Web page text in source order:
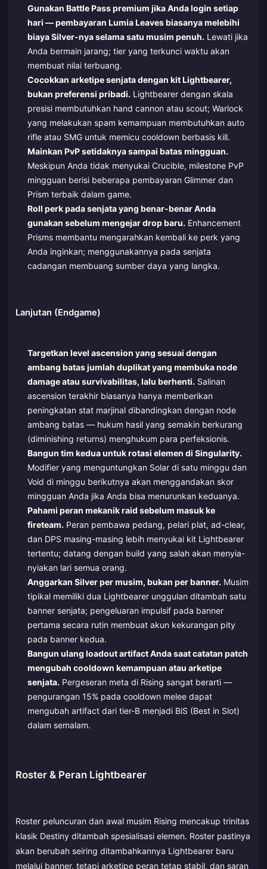
Gunakan Battle Pass premium jika Anda login setiap
hari — pembayaran Lumia Leaves biasanya melebihi
biaya Silver-nya selama satu musim penuh. Lewati jika
Anda bermain jarang; tier yang terkunci waktu akan
membuat nilai terbuang.
Cocokkan arketipe senjata dengan kit Lightbearer,
bukan preferensi pribadi. Lightbearer dengan skala
presisi membutuhkan hand cannon atau scout; Warlock
yang melakukan spam kemampuan membutuhkan auto
rifle atau SMG untuk memicu cooldown berbasis kill.
Mainkan PvP setidaknya sampai batas mingguan.
Meskipun Anda tidak menyukai Crucible, milestone PvP
mingguan berisi beberapa pembayaran Glimmer dan
Prism terbaik dalam game.
Roll perk pada senjata yang benar-benar Anda
gunakan sebelum mengejar drop baru. Enhancement
Prisms membantu mengarahkan kembali ke perk yang
Anda inginkan; menggunakannya pada senjata
cadangan membuang sumber daya yang langka.
Lanjutan (Endgame)
Targetkan level ascension yang sesuai dengan
ambang batas jumlah duplikat yang membuka node
damage atau survivabilitas, lalu berhenti. Salinan
ascension terakhir biasanya hanya memberikan
peningkatan stat marjinal dibandingkan dengan node
ambang batas — hukum hasil yang semakin berkurang
(diminishing returns) menghukum para perfeksionis.
Bangun tim kedua untuk rotasi elemen di Singularity.
Modifier yang menguntungkan Solar di satu minggu dan
Void di minggu berikutnya akan menggandakan skor
mingguan Anda jika Anda bisa menurunkan keduanya.
Pahami peran mekanik raid sebelum masuk ke
fireteam. Peran pembawa pedang, pelari plat, ad-clear,
dan DPS masing-masing lebih menyukai kit Lightbearer
tertentu; datang dengan build yang salah akan menyia-
nyiakan lari semua orang.
Anggarkan Silver per musim, bukan per banner. Musim
tipikal memiliki dua Lightbearer unggulan ditambah satu
banner senjata; pengeluaran impulsif pada banner
pertama secara rutin membuat akun kekurangan pity
pada banner kedua.
Bangun ulang loadout artifact Anda saat catatan patch
mengubah cooldown kemampuan atau arketipe
senjata. Pergeseran meta di Rising sangat berarti —
pengurangan 15% pada cooldown melee dapat
mengubah artifact dari tier-B menjadi BiS (Best in Slot)
dalam semalam.
Roster & Peran Lightbearer
Roster peluncuran dan awal musim Rising mencakup trinitas
klasik Destiny ditambah spesialisasi elemen. Roster pastinya
akan berubah seiring ditambahkannya Lightbearer baru
melalui banner, tetapi arketipe peran tetap stabil, dan saran